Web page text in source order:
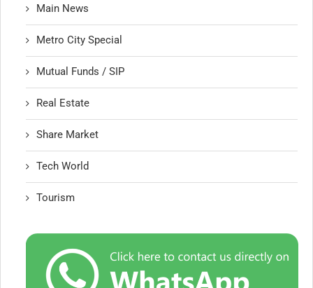
Main News
Metro City Special
Mutual Funds / SIP
Real Estate
Share Market
Tech World
Tourism